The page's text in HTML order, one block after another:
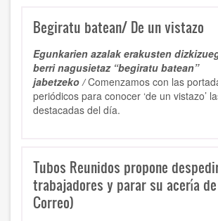
Begiratu batean/ De un vistazo
Egunkarien azalak erakusten
berri nagusietaz “begiratu batean”
jabetzeko /Comenzamos con las
periódicos para conocer ‘de un vistazo’
destacadas del día.
Tubos Reunidos propone
trabajadores y parar su acería
Correo)